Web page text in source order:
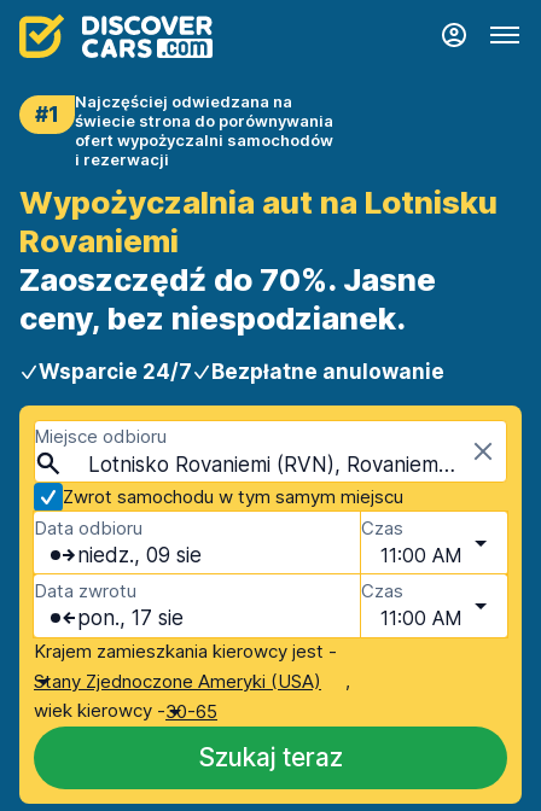
#1
Najczęściej odwiedzana na
świecie strona do porównywania
ofert wypożyczalni samochodów
i rezerwacji
Wypożyczalnia aut na Lotnisku
Rovaniemi
Zaoszczędź do 70%. Jasne
ceny, bez niespodzianek.
Wsparcie 24/7 Bezpłatne anulowanie
Miejsce odbioru
Lotnisko Rovaniemi (RVN), Rovaniemi, Finlandia
Zwrot samochodu w tym samym miejscu
Data odbioru
niedz., 09 sie
Czas
11:00 AM
Data zwrotu
pon., 17 sie
Czas
11:00 AM
Krajem zamieszkania kierowcy jest -
Stany Zjednoczone Ameryki (USA)
,
wiek kierowcy -30-65
Szukaj teraz